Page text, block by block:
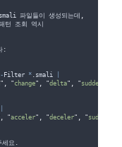
smali 파일들이 생성되는데
턴 조회
역시
:
- Filter * smali
" " change" "delta" " sudden
"acceler" "deceler" " sudden
세요